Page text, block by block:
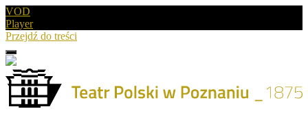
VOD
Player
Przejdź do treści
Menu
Drugie
logo